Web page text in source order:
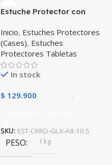
Estuche Protector con
Tablet Samsung Galaxy
Tab A8 10.5 2021 – 2022
SM-x200 SM-x205 Anti
golpes con soporte
Inicio, Estuches Protectores
(Cases), Estuches
Protectores Tabletas
In stock
$ 129.900
SKU: EST-CRRD-GLX-A8-10.5
PESO 1 kg